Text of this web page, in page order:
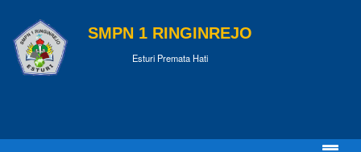
SMPN 1 RINGINREJO
Esturi Premata Hati